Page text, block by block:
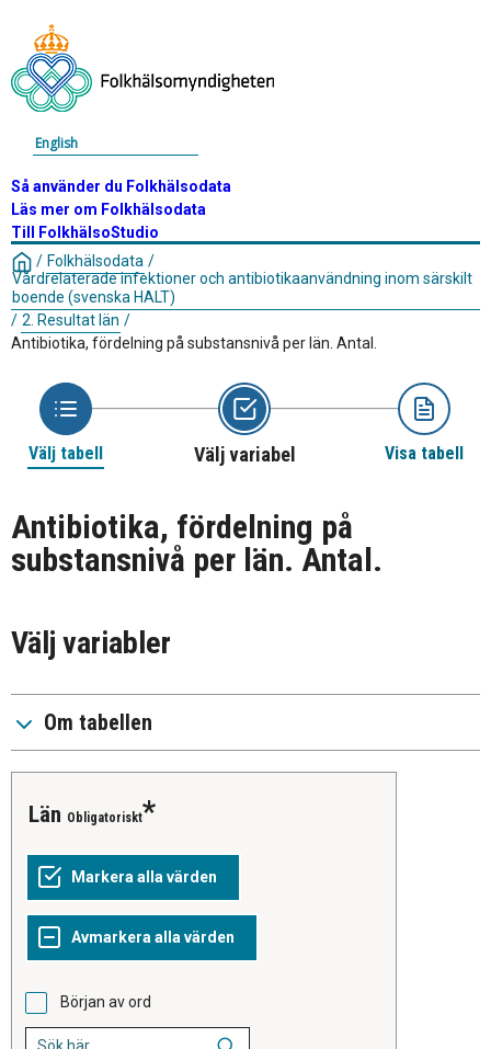
English
Så använder du Folkhälsodata
Läs mer om Folkhälsodata
Till FolkhälsoStudio
/ Folkhälsodata /
Vårdrelaterade infektioner och antibiotikaanvändning inom särskilt
boende (svenska HALT)
/ 2. Resultat län /
Antibiotika, fördelning på substansnivå per län. Antal.
Välj tabell Välj variabel Visa tabell
Antibiotika, fördelning på
substansnivå per län. Antal.
Välj variabler
Om tabellen
Län Obligatoriskt
Början av ord